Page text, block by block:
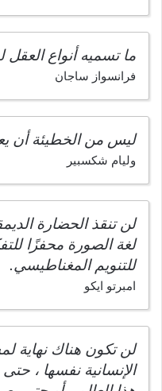
ما تسميه أنواع
فرانسواز ساجان
ليس من الخطيئة أن
وليام شكسبير
لن تنقذ الحضارة
لغة الصورة محفزًا
للتنويم المغناطيسي.
امبرتو ايكو
لن تكون هناك نهاية
الإنسانية نفسها ،